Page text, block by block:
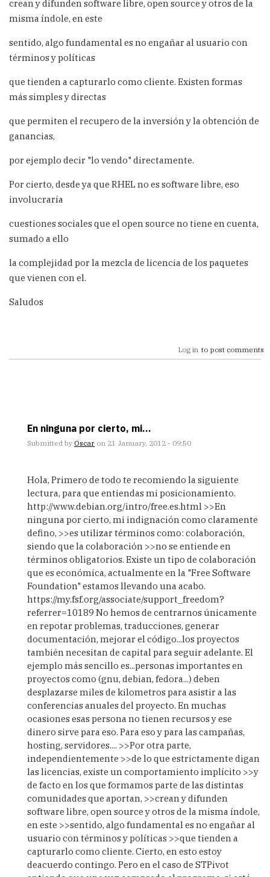
crean y difunden software libre, open source y otros de la
misma índole, en este
sentido, algo fundamental es no engañar al usuario con
términos y políticas
que tienden a capturarlo como cliente. Existen formas
más simples y directas
que permiten el recupero de la inversión y la obtención de
ganancias,
por ejemplo decir "lo vendo" directamente.
Por cierto, desde ya que RHEL no es software libre, eso
involucraría
cuestiones sociales que el open source no tiene en cuenta,
sumado a ello
la complejidad por la mezcla de licencia de los paquetes
que vienen con el.
Saludos
Log in to post comments
En ninguna por cierto, mi...
Submitted by Oscar on 21 January, 2012 - 09:50
reply
to
En
ninguna
por
cierto,
mi
by
Magm
Hola, Primero de todo te recomiendo la siguiente
lectura, para que entiendas mi posicionamiento.
http://www.debian.org/intro/free.es.html >>En
ninguna por cierto, mi indignación como claramente
defino, >>es utilizar términos como: colaboración,
siendo que la colaboración >>no se entiende en
términos obligatorios. Existe un tipo de colaboración
que es económica, actualmente en la "Free Software
Foundation" estamos llevando una acabo.
https://my.fsf.org/associate/support_freedom?
referrer=10189 No hemos de centrarnos únicamente
en repotar problemas, traducciones, generar
documentación, mejorar el código...los proyectos
también necesitan de capital para seguir adelante. El
ejemplo más sencillo es...personas importantes en
proyectos como (gnu, debian, fedora...) deben
desplazarse miles de kilometros para asistir a las
conferencias anuales del proyecto. En muchas
ocasiones esas persona no tienen recursos y ese
dinero sirve para eso. Para eso y para las campañas,
hosting, servidores.... >>Por otra parte,
independientemente >>de lo que estrictamente digan
las licencias, existe un comportamiento implícito >>y
de facto en los que formamos parte de las distintas
comunidades que aportan, >>crean y difunden
software libre, open source y otros de la misma índole,
en este >>sentido, algo fundamental es no engañar al
usuario con términos y políticas >>que tienden a
capturarlo como cliente. Cierto, en esto estoy
deacuerdo contingo. Pero en el caso de STPivot